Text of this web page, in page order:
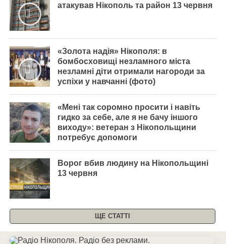
атакував Нікополь та район 13 червня
«Золота надія» Нікополя: в
бомбосховищі незламного міста
незламні діти отримали нагороди за
успіхи у навчанні (фото)
«Мені так соромно просити і навіть
гидко за себе, але я не бачу іншого
виходу»: ветеран з Нікопольщини
потребує допомоги
Ворог вбив людину на Нікопольщині
13 червня
ЩЕ СТАТТІ